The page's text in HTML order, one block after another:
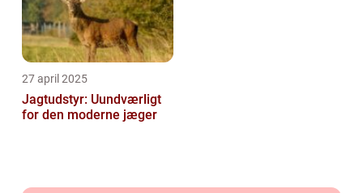
27 april 2025
Jagtudstyr: Uundværligt
for den moderne jæger